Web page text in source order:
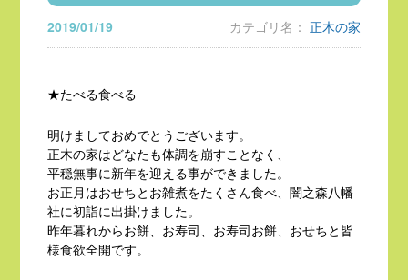
2019/01/19 カテゴリ名： 正木の家
★たべる食べる
明けましておめでとうございます。
正木の家はどなたも体調を崩すことなく、
平穏無事に新年を迎える事ができました。
お正月はおせちとお雑煮をたくさん食べ、闇之森八幡
社に初詣に出掛けました。
昨年暮れからお餅、お寿司、お寿司お餅、おせちと皆
様食欲全開です。